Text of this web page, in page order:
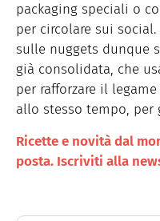
packaging speciali o
per circolare sui
sulle nuggets dunque
già consolidata, che
per rafforzare il
allo stesso tempo, per
Ricette e novità dal
posta. Iscriviti alla